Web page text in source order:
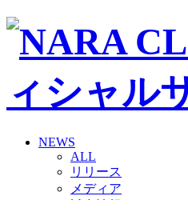
NEWS
ALL
リリース
メディア